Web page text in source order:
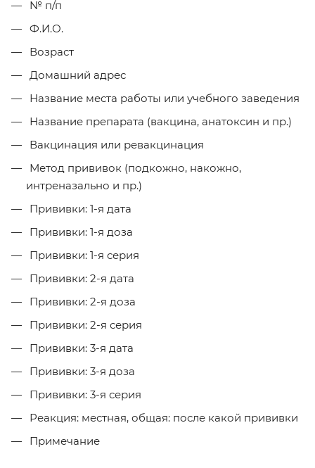
№ п/п
Ф.И.О.
Возраст
Домашний адрес
Название места работы или учебного заведения
Название препарата (вакцина, анатоксин и пр.)
Вакцинация или ревакцинация
Метод прививок (подкожно, накожно,
интреназально и пр.)
Прививки: 1-я дата
Прививки: 1-я доза
Прививки: 1-я серия
Прививки: 2-я дата
Прививки: 2-я доза
Прививки: 2-я серия
Прививки: 3-я дата
Прививки: 3-я доза
Прививки: 3-я серия
Реакция: местная, общая: после какой прививки
Примечание